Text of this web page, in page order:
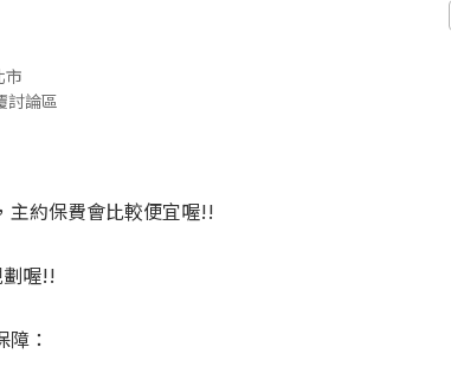
市
討論區
主約保費會比較便宜喔!!
喔!!
：